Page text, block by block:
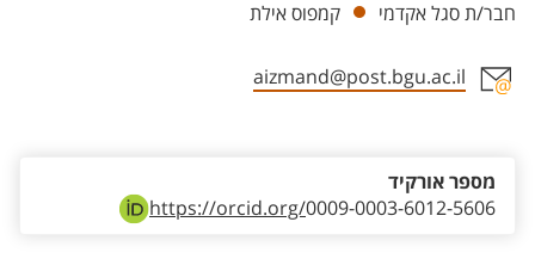
יחידות
חבר/ת סגל אקדמי קמפוס אילת
aizmand@post.bgu.ac.il
https://orcid.org/0009-0003-6012-5606
מספר אורקיד